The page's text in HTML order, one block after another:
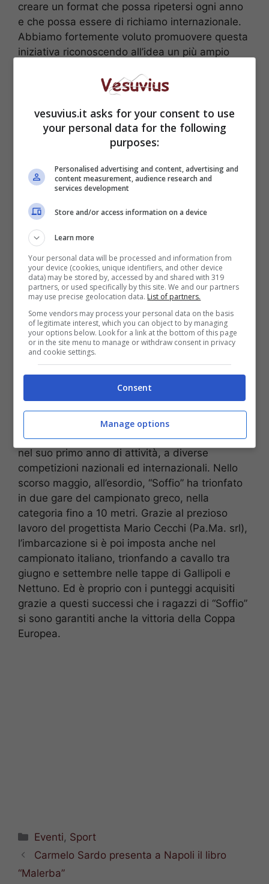
creare un format che possa ripetersi ogni anno
e che possa essere di richiamo internazionale.
Abbiamo fortemente voluto promuovere questa
iniziativa riconoscendo all’idea un più ampio
LA GARA “NON GARA” – Sono anni che i
diportisti napoletani hanno dato vita ad un
informale “Shot” quale appuntamento fisso per il
weekend. Il più diffuso è da sempre sulla tratta
Napoli-Capri, il cui obiettivo finale, quale premio
per la gara, può sintetizzarsi in “l’ultimo che
arriva paga caffè in piazzetta”. Proprio per
questo lo stesso Musti ed Angelo Segnini hanno
voluto dare una veste sportiva alla gara “non
gara” più comune nel golfo di Napoli.
TANTI SUCCESSI ALL’ESORDIO – Il gommone
Soffio Fast Rib ha già partecipato con successo,
nel suo primo anno di attività, a diverse
competizioni nazionali ed internazionali. Nello
scorso maggio, all’esordio, “Soffio” ha trionfato
in due gare del campionato greco, nella
categoria fino a 10 metri. Grazie al prezioso
lavoro del progettista Mario Cecchi (Pa.Ma. srl),
l’imbarcazione si è poi imposta anche nel
campionato italiano, trionfando a cavallo tra
giugno e settembre nelle tappe di Gallipoli e
Nettuno. Ed è proprio con i punteggi acquisiti
grazie a questi successi che i ragazzi di “Soffio”
si sono garantiti anche la vittoria della Coppa
Europea.
Categorie
Eventi, Sport
Carmelo Sardo presenta a Napoli il libro
“Malerba”
vesuvius.it asks for your consent to use
your personal data for the following
purposes:
Personalised advertising and content, advertising and
content measurement, audience research and
services development
Store and/or access information on a device
Learn more
Your personal data will be processed and information from
your device (cookies, unique identifiers, and other device
data) may be stored by, accessed by and shared with 319
partners, or used specifically by this site. We and our partners
may use precise geolocation data. List of partners.
Some vendors may process your personal data on the basis
of legitimate interest, which you can object to by managing
your options below. Look for a link at the bottom of this page
or in the site menu to manage or withdraw consent in privacy
and cookie settings.
Consent
Manage options